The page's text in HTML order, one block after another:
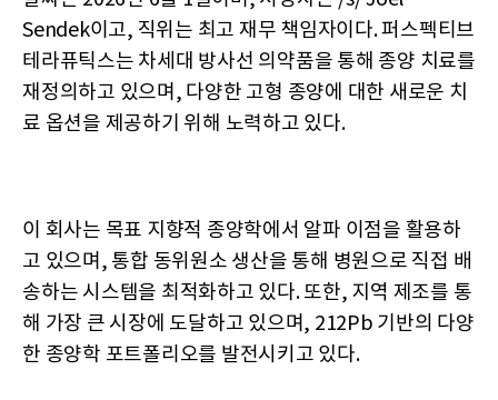
Sendek이고, 직위는 최고 재무 책임자이다. 퍼스펙티브
테라퓨틱스는 차세대 방사선 의약품을 통해 종양 치료를
재정의하고 있으며, 다양한 고형 종양에 대한 새로운 치
료 옵션을 제공하기 위해 노력하고 있다.
이 회사는 목표 지향적 종양학에서 알파 이점을 활용하
고 있으며, 통합 동위원소 생산을 통해 병원으로 직접 배
송하는 시스템을 최적화하고 있다. 또한, 지역 제조를 통
해 가장 큰 시장에 도달하고 있으며, 212Pb 기반의 다양
한 종양학 포트폴리오를 발전시키고 있다.